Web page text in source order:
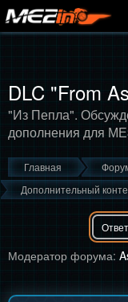
DLC "From
"Из Пепла".
дополнения для
Главная
Дополнительный
Модератор форума: